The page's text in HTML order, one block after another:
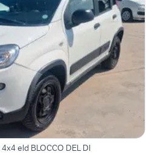
4x4 eld BLOCCO DEL DI